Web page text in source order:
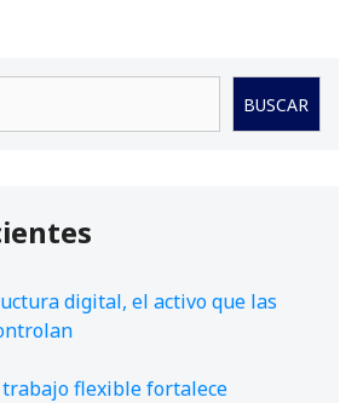
BUSCAR
digital, el activo que las
trabajo flexible fortalece